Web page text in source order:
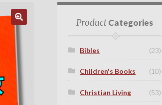
ProductCategories
Bibles (23)
Children's Books (10)
Christian Living (53)